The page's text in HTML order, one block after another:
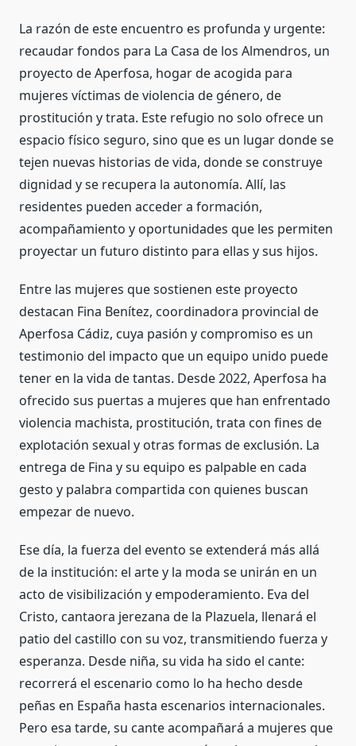
La razón de este encuentro es profunda y urgente:
recaudar fondos para La Casa de los Almendros, un
proyecto de Aperfosa, hogar de acogida para
mujeres víctimas de violencia de género, de
prostitución y trata. Este refugio no solo ofrece un
espacio físico seguro, sino que es un lugar donde se
tejen nuevas historias de vida, donde se construye
dignidad y se recupera la autonomía. Allí, las
residentes pueden acceder a formación,
acompañamiento y oportunidades que les permiten
proyectar un futuro distinto para ellas y sus hijos.
Entre las mujeres que sostienen este proyecto
destacan Fina Benítez, coordinadora provincial de
Aperfosa Cádiz, cuya pasión y compromiso es un
testimonio del impacto que un equipo unido puede
tener en la vida de tantas. Desde 2022, Aperfosa ha
ofrecido sus puertas a mujeres que han enfrentado
violencia machista, prostitución, trata con fines de
explotación sexual y otras formas de exclusión. La
entrega de Fina y su equipo es palpable en cada
gesto y palabra compartida con quienes buscan
empezar de nuevo.
Ese día, la fuerza del evento se extenderá más allá
de la institución: el arte y la moda se unirán en un
acto de visibilización y empoderamiento. Eva del
Cristo, cantaora jerezana de la Plazuela, llenará el
patio del castillo con su voz, transmitiendo fuerza y
esperanza. Desde niña, su vida ha sido el cante:
recorrerá el escenario como lo ha hecho desde
peñas en España hasta escenarios internacionales.
Pero esa tarde, su cante acompañará a mujeres que